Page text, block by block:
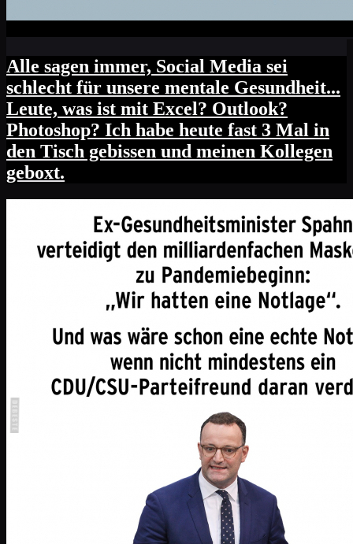
Alle sagen immer, Social Media sei
schlecht für unsere mentale Gesundheit...
Leute, was ist mit Excel? Outlook?
Photoshop? Ich habe heute fast 3 Mal in
den Tisch gebissen und meinen Kollegen
geboxt.